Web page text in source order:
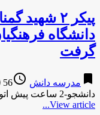
پیکر ۲
دانشگاه
گرفت
bookmark مدرسه دانش access_time
56 years ago
دانشجو-2 ساعت پیش اتومبیل فستیوال فیلم
View article...